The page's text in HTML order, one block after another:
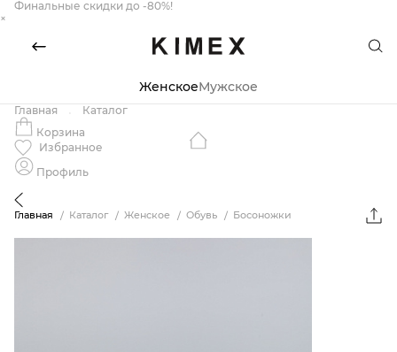
Финальные скидки до -80%!
×
ЖенскоеМужское
Главная
Каталог
Корзина
Избранное
Профиль
Главная Каталог Женское Обувь Босоножки